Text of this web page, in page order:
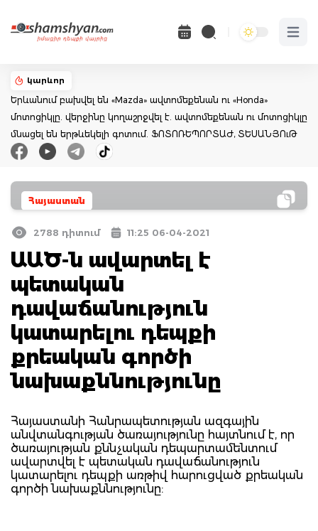
Open
կարևոր
Երևանում բախվել են «Mazda» ավտոմեքենան ու «Honda»
մոտոցիկլը. վերջինը կողաշրջվել է. ավտոմեքենան ու մոտոցիկլը
մնացել են երթևեկելի գոտում. ՖՈՏՈՌԵՊՈՐՏԱԺ, ՏԵՍԱՆՅՈւԹ
Հայաստան
2788 դիտում 11:25 06-04-2021
ԱԱԾ-ն ավարտել է
պետական
դավաճանություն
կատարելու դեպքի
քրեական գործի
նախաքննությունը
Հայաստանի Հանրապետության ազգային
անվտանգության ծառայությունը հայտնում է, որ
ծառայության քննչական դեպարտամենտում
ավարտվել է պետական դավաճանություն
կատարելու դեպքի առթիվ հարուցված քրեական
գործի նախաքննությունը: